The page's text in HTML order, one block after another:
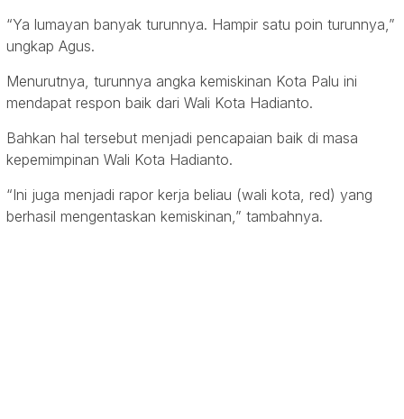
“Ya lumayan banyak turunnya. Hampir satu poin turunnya,”
ungkap Agus.
Menurutnya, turunnya angka kemiskinan Kota Palu ini
mendapat respon baik dari Wali Kota Hadianto.
Bahkan hal tersebut menjadi pencapaian baik di masa
kepemimpinan Wali Kota Hadianto.
“Ini juga menjadi rapor kerja beliau (wali kota, red) yang
berhasil mengentaskan kemiskinan,” tambahnya.